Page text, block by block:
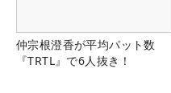
仲宗根澄香が平均パット数
『TRTL』で6人抜き！